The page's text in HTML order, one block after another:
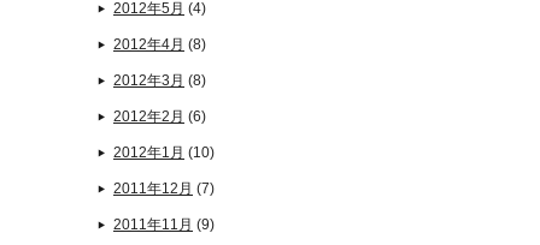
2012年5月 (4)
2012年4月 (8)
2012年3月 (8)
2012年2月 (6)
2012年1月 (10)
2011年12月 (7)
2011年11月 (9)